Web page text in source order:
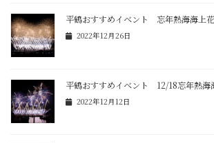
平鶴おすすめイベント 忘年熱海海上
2022年12月26日
平鶴おすすめイベント 12/18忘年熱海
2022年12月12日